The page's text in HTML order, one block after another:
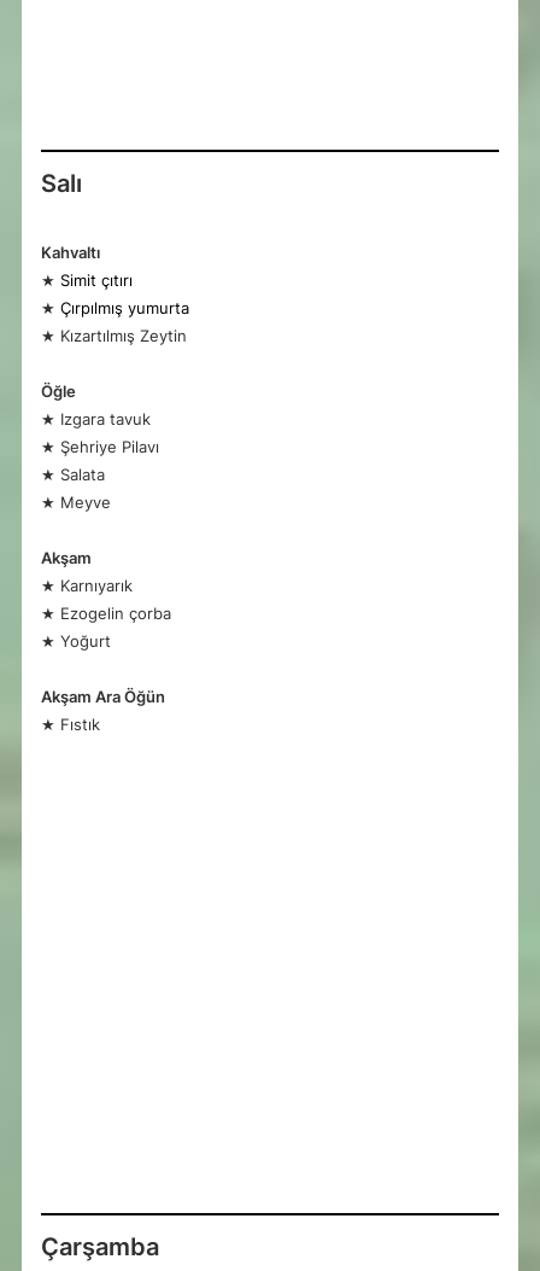
Salı
Kahvaltı
★ Simit çıtırı
★ Çırpılmış yumurta
★ Kızartılmış Zeytin
Öğle
★ Izgara tavuk
★ Şehriye Pilavı
★ Salata
★ Meyve
Akşam
★ Karnıyarık
★ Ezogelin çorba
★ Yoğurt
Akşam Ara Öğün
★ Fıstık
Çarşamba